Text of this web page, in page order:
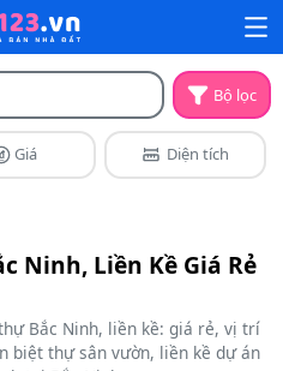
Bộ lọc
Giá Diện tích
Ninh, Liền Kề Giá Rẻ
Bắc Ninh, liền kề: giá rẻ, vị trí
biệt thự sân vườn, liền kề dự án